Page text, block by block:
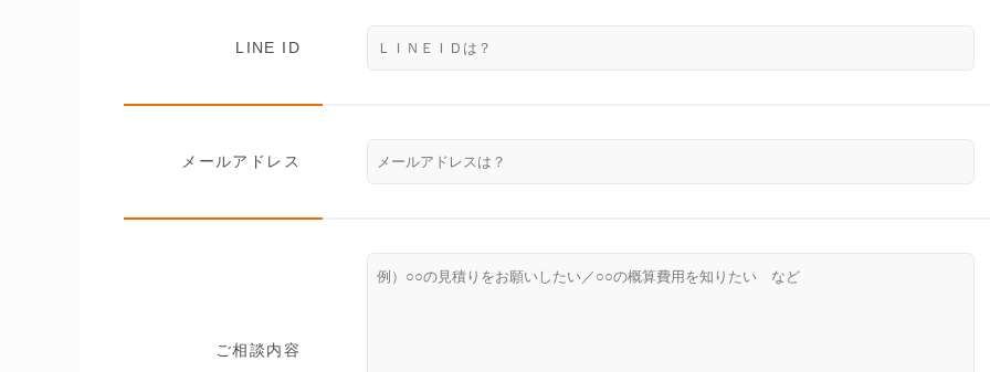
LINE ID
メールアドレス
ご相談内容